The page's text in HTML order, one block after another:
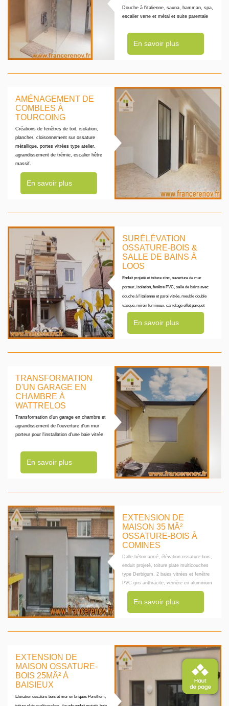
Douche à l'italienne, sauna, hamman, spa,
escalier verre et métal et suite parentale
En savoir plus
AMÉNAGEMENT DE
COMBLES À
TOURCOING
Créations de fenêtres de toit, isolation,
plancher, cloisonnement sur ossature
métallique, portes vitrées type atelier,
agrandissement de trémie, escalier hêtre
massif.
En savoir plus
SURÉLÉVATION
OSSATURE-BOIS &
SALLE DE BAINS À
LOOS
Enduit projeté et toiture zinc, ouverture de mur
porteur, isolation, fenêtre PVC, salle de bains avec
douche à l'italienne et paroi vitrée, meuble double
vasque, miroir lumineux, carrelage effet parquet
En savoir plus
TRANSFORMATION
D'UN GARAGE EN
CHAMBRE À
WATTRELOS
Transformation d'un garage en chambre et
agrandissement de l'ouverture d'un mur
porteur pour l'installation d'une baie vitrée
En savoir plus
EXTENSION DE
MAISON 35 MÂ²
OSSATURE-BOIS À
COMINES
Dalle béton armé, élévation ossature-bois,
enduit projeté, toiture plate multicouches
type Derbigum, 2 baies vitrées et fenêtre
PVC gris anthracite, verrière en aluminium
En savoir plus
EXTENSION DE
MAISON OSSATURE-
BOIS 25MÂ² À
BAISIEUX
Elévation ossature-bois et mur en briques Porothem,